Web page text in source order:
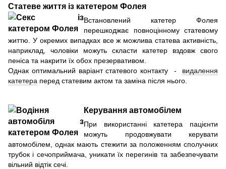
Статеве життя із катетером Фолея
Встановлений катетер Фолея
перешкоджає повноцінному статевому
життю. У окремих випадках все ж можлива статева активність,
наприклад, чоловіки можуть скласти катетер вздовж свого
пеніса та накрити їх обох презервативом.
Однак оптимальний варіант статевого контакту - видалення
катетера перед статевим актом та заміна після нього.
Керування автомобілем
При використанні катетера пацієнти
можуть продовжувати керувати
автомобілем, однак мають стежити за положенням сполучних
трубок і сечоприймача, уникати їх перегинів та забезпечувати
вільний відтік сечі.